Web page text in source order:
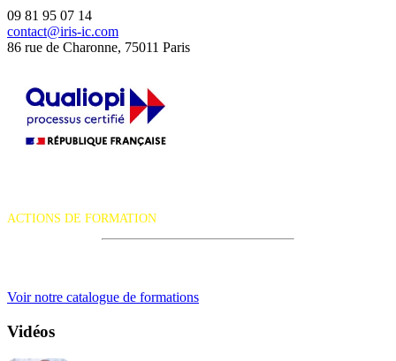
09 81 95 07 14
contact@iris-ic.com
86 rue de Charonne, 75011 Paris
ACTIONS DE FORMATION
Voir notre catalogue de formations
Vidéos